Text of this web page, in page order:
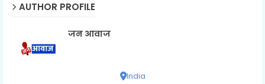
AUTHOR PROFILE
जन आवाज
India